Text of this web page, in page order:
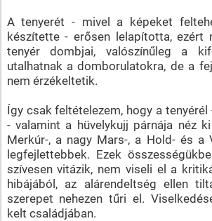
A tenyerét - mivel a képeket
készítette - erősen lelapította, ezért
tenyér dombjai, valószínűleg a
utalhatnak a domborulatokra, de a
nem érzékeltetik.
Így csak feltételezem, hogy a
- valamint a hüvelykujj párnája néz
Merkúr-, a nagy Mars-, a Hold- és a
legfejlettebbek. Ezek
szívesen vitázik, nem viseli el a
hibájából, az alárendeltség ellen
szerepet nehezen tűri el.
kelt családjában.